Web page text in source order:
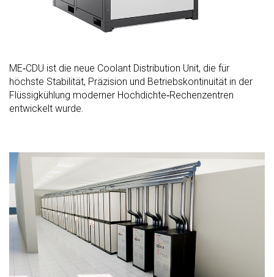
ME‑CDU ist die neue Coolant Distribution Unit, die für
höchste Stabilität, Präzision und Betriebskontinuität in der
Flüssigkühlung moderner Hochdichte‑Rechenzentren
entwickelt wurde.